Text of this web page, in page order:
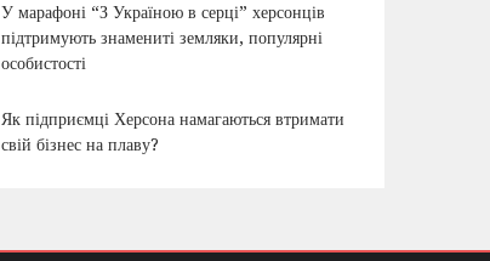
У марафоні “З Україною в серці” херсонців
підтримують знамениті земляки, популярні
особистості
Як підприємці Херсона намагаються втримати
свій бізнес на плаву?